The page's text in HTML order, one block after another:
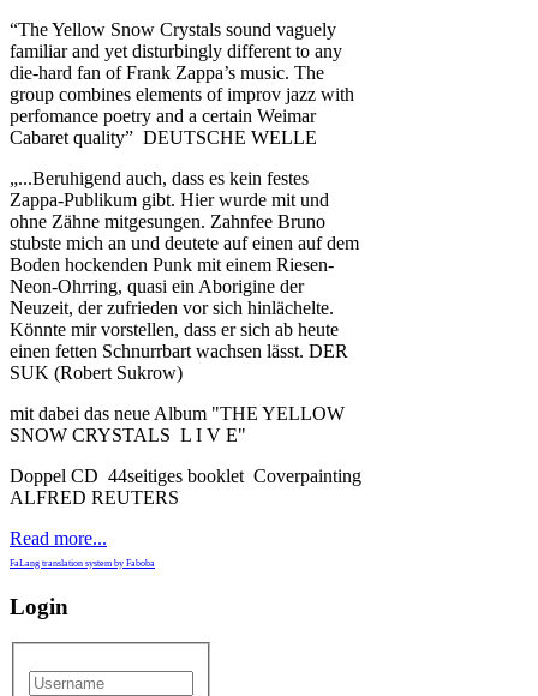
“The Yellow Snow Crystals sound vaguely
familiar and yet disturbingly different to any
die-hard fan of Frank Zappa’s music. The
group combines elements of improv jazz with
perfomance poetry and a certain Weimar
Cabaret quality” DEUTSCHE WELLE
„...Beruhigend auch, dass es kein festes
Zappa-Publikum gibt. Hier wurde mit und
ohne Zähne mitgesungen. Zahnfee Bruno
stubste mich an und deutete auf einen auf dem
Boden hockenden Punk mit einem Riesen-
Neon-Ohrring, quasi ein Aborigine der
Neuzeit, der zufrieden vor sich hinlächelte.
Könnte mir vorstellen, dass er sich ab heute
einen fetten Schnurrbart wachsen lässt. DER
SUK (Robert Sukrow)
mit dabei das neue Album "THE YELLOW
SNOW CRYSTALS L I V E"
Doppel CD 44seitiges booklet Coverpainting
ALFRED REUTERS
Read more...
FaLang translation system by Faboba
Login